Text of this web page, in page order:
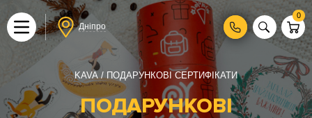
Дніпро
0
KAVA ПОДАРУНКОВІ СЕРТИФІКАТИ
ПОДАРУНКОВІ